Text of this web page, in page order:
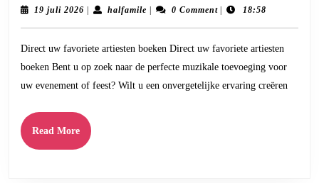
Direct
Uw
Favoriete
Artiesten
19 juli 2026 19| halfamilehalfamile
| 0 Comment | 18:58
Direct uw favoriete artiesten boeken Direct uw favoriete artiesten
boeken Bent u op zoek naar de perfecte muzikale toevoeging voor
uw evenement of feest? Wilt u een onvergetelijke ervaring creëren
Read MoreRead
More